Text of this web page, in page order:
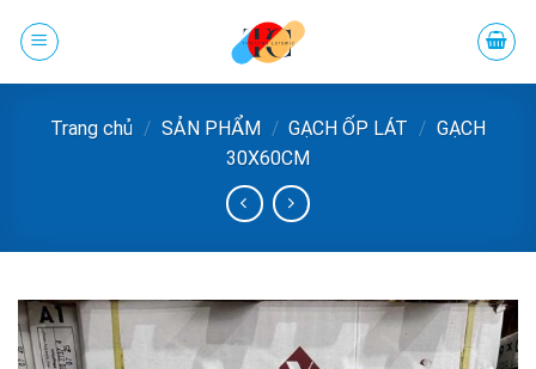
đến
Trang chủ / SẢN PHẨM / GẠCH ỐP LÁT / GẠCH
30X60CM